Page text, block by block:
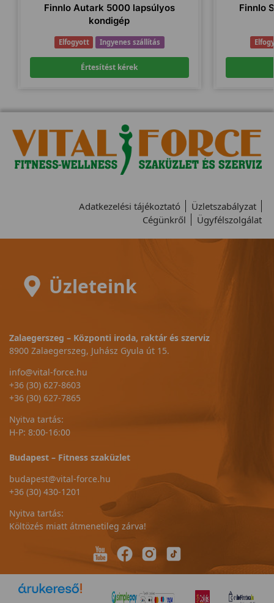
Finnlo Autark 5000 lapsúlyos
kondigép
Elfogyott Ingyenes szállítás
Értesítést kérek
Finnlo
Adatkezelési tájékoztató
Üzletszabályzat
Cégünkről
Ügyfélszolgálat
Üzleteink
Zalaegerszeg – Központi iroda, raktár és szerviz
8900 Zalaegerszeg, Juhász Gyula út 15.
info@vital-force.hu
+36 (30) 627-8603
+36 (30) 627-7865
Nyitva tartás:
H-P: 8:00-16:00
Budapest – Fitness szaküzlet
budapest@vital-force.hu
+36 (30) 430-1201
Nyitva tartás:
Költözés miatt átmenetileg zárva!